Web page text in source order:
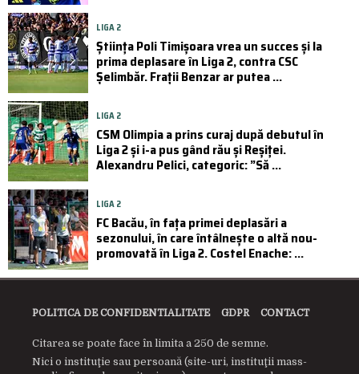
LIGA 2
Știința Poli Timișoara vrea un succes și la
prima deplasare în Liga 2, contra CSC
Șelimbăr. Frații Benzar ar putea ...
LIGA 2
CSM Olimpia a prins curaj după debutul în
Liga 2 și i-a pus gând rău și Reșiței.
Alexandru Pelici, categoric: ”Să ...
LIGA 2
FC Bacău, în fața primei deplasări a
sezonului, în care întâlnește o altă nou-
promovată în Liga 2. Costel Enache: ...
POLITICA DE CONFIDENTIALITATE GDPR CONTACT
Citarea se poate face în limita a 250 de semne.
Nici o instituţie sau persoană (site-uri, instituţii mass-